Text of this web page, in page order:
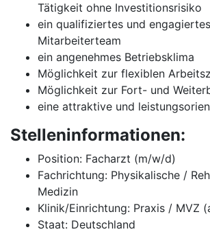
Tätigkeit ohne Investitionsrisiko
ein qualifiziertes und engagiertes
Mitarbeiterteam
ein angenehmes Betriebsklima
Möglichkeit zur flexiblen
Möglichkeit zur Fort- und
eine attraktive und
Stelleninformationen:
Position: Facharzt (m/w/d)
Fachrichtung: Physikalische /
Medizin
Klinik/Einrichtung: Praxis / MVZ
Staat: Deutschland